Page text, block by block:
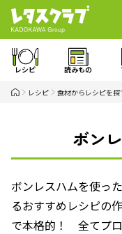
レシピ 読みもの
レシピ 食材からレシピを探
ボン
ボンレスハムを使っ
るおすすめレシピの
で本格的！ 全てプ